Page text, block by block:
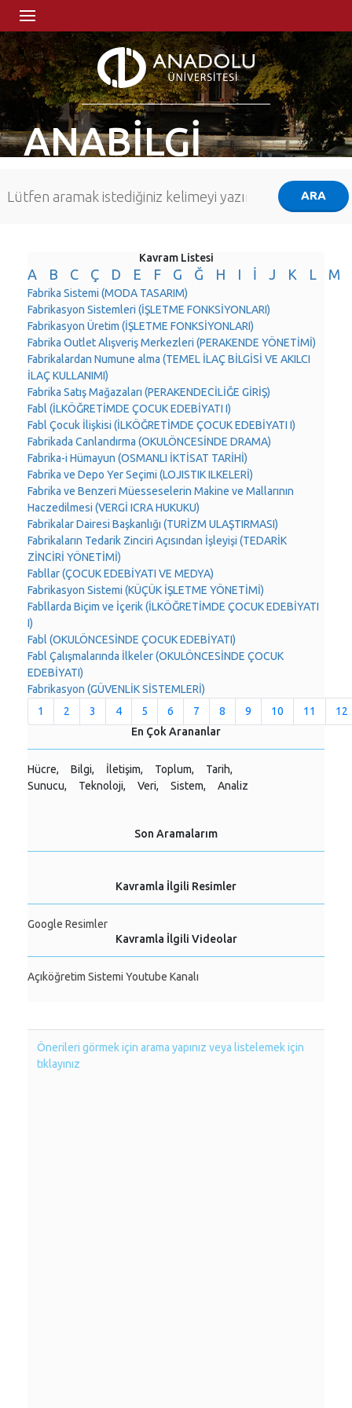
ANABİLGİ
Kavram Listesi
A B C Ç D E F G Ğ H I İ J K L M
Fabrika Sistemi (MODA TASARIM)
Fabrikasyon Sistemleri (İŞLETME FONKSİYONLARI)
Fabrikasyon Üretim (İŞLETME FONKSİYONLARI)
Fabrika Outlet Alışveriş Merkezleri (PERAKENDE YÖNETİMİ)
Fabrikalardan Numune alma (TEMEL İLAÇ BİLGİSİ VE AKILCI
İLAÇ KULLANIMI)
Fabrika Satış Mağazaları (PERAKENDECİLİĞE GİRİŞ)
Fabl (İLKÖĞRETİMDE ÇOCUK EDEBİYATI I)
Fabl Çocuk İlişkisi (İLKÖĞRETİMDE ÇOCUK EDEBİYATI I)
Fabrikada Canlandırma (OKULÖNCESİNDE DRAMA)
Fabrika-i Hümayun (OSMANLI İKTİSAT TARİHİ)
Fabrika ve Depo Yer Seçimi (LOJISTIK ILKELERİ)
Fabrika ve Benzeri Müesseselerin Makine ve Mallarının
Haczedilmesi (VERGİ ICRA HUKUKU)
Fabrikalar Dairesi Başkanlığı (TURİZM ULAŞTIRMASI)
Fabrikaların Tedarik Zinciri Açısından İşleyişi (TEDARİK
ZİNCİRİ YÖNETİMİ)
Fabllar (ÇOCUK EDEBİYATI VE MEDYA)
Fabrikasyon Sistemi (KÜÇÜK İŞLETME YÖNETİMİ)
Fabllarda Biçim ve İçerik (İLKÖĞRETİMDE ÇOCUK EDEBİYATI
I)
Fabl (OKULÖNCESİNDE ÇOCUK EDEBİYATI)
Fabl Çalışmalarında İlkeler (OKULÖNCESİNDE ÇOCUK
EDEBİYATI)
Fabrikasyon (GÜVENLİK SİSTEMLERİ)
1
2 3 4 5 6 7 8 9 10 11
12
En Çok Arananlar
Hücre, Bilgi, İletişim, Toplum,
Tarih,
Sunucu,
Teknoloji, Veri, Sistem, Analiz
Son Aramalarım
Kavramla İlgili Resimler
Google Resimler
Kavramla İlgili Videolar
Açıköğretim Sistemi Youtube Kanalı
Önerileri görmek için arama yapınız veya listelemek için
tıklayınız